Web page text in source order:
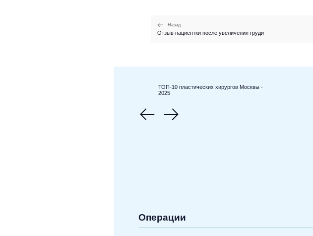
Назад
Отзыв пациентки после увеличения груди
ТОП-10 пластических хирургов Москвы -
2025
Операции